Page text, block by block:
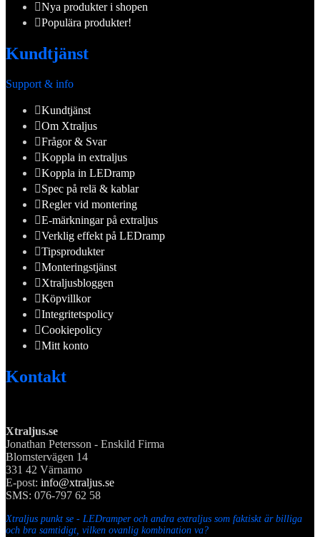
Nya produkter i shopen
Populära produkter!
Kundtjänst
Support & info
Kundtjänst
Om Xtraljus
Frågor & Svar
Koppla in extraljus
Koppla in LEDramp
Spec på relä & kablar
Regler vid montering
E-märkningar på extraljus
Verklig effekt på LEDramp
Tipsprodukter
Monteringstjänst
Xtraljusbloggen
Köpvillkor
Integritetspolicy
Cookiepolicy
Mitt konto
Kontakt
Xtraljus.se
Jonathan Petersson - Enskild Firma
Blomstervägen 14
331 42 Värnamo
E-post: info@xtraljus.se
SMS: 076-797 62 58
Xtraljus punkt se - LEDramper och andra extraljus som faktiskt är billiga
och bra samtidigt, vilken ovanlig kombination va?